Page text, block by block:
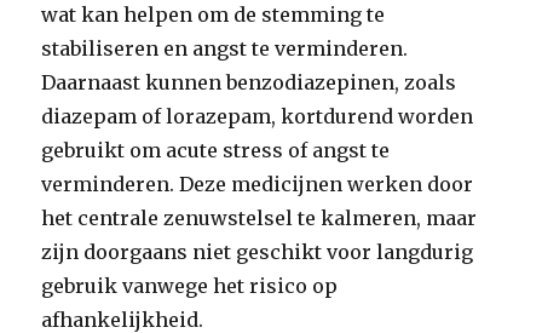
wat kan helpen om de stemming te
stabiliseren en angst te verminderen.
Daarnaast kunnen benzodiazepinen, zoals
diazepam of lorazepam, kortdurend worden
gebruikt om acute stress of angst te
verminderen. Deze medicijnen werken door
het centrale zenuwstelsel te kalmeren, maar
zijn doorgaans niet geschikt voor langdurig
gebruik vanwege het risico op
afhankelijkheid.